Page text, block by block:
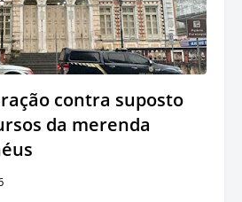
contra suposto
da merenda